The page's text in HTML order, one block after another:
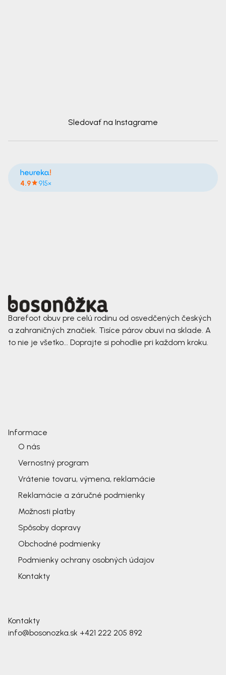
Sledovať na Instagrame
4.9 915×
Barefoot obuv pre celú rodinu od osvedčených českých
a zahraničných značiek. Tisíce párov obuvi na sklade. A
to nie je všetko... Doprajte si pohodlie pri každom kroku.
Informace
O nás
Vernostný program
Vrátenie tovaru, výmena, reklamácie
Reklamácie a záručné podmienky
Možnosti platby
Spôsoby dopravy
Obchodné podmienky
Podmienky ochrany osobných údajov
Kontakty
Kontakty
info@bosonozka.sk +421 222 205 892